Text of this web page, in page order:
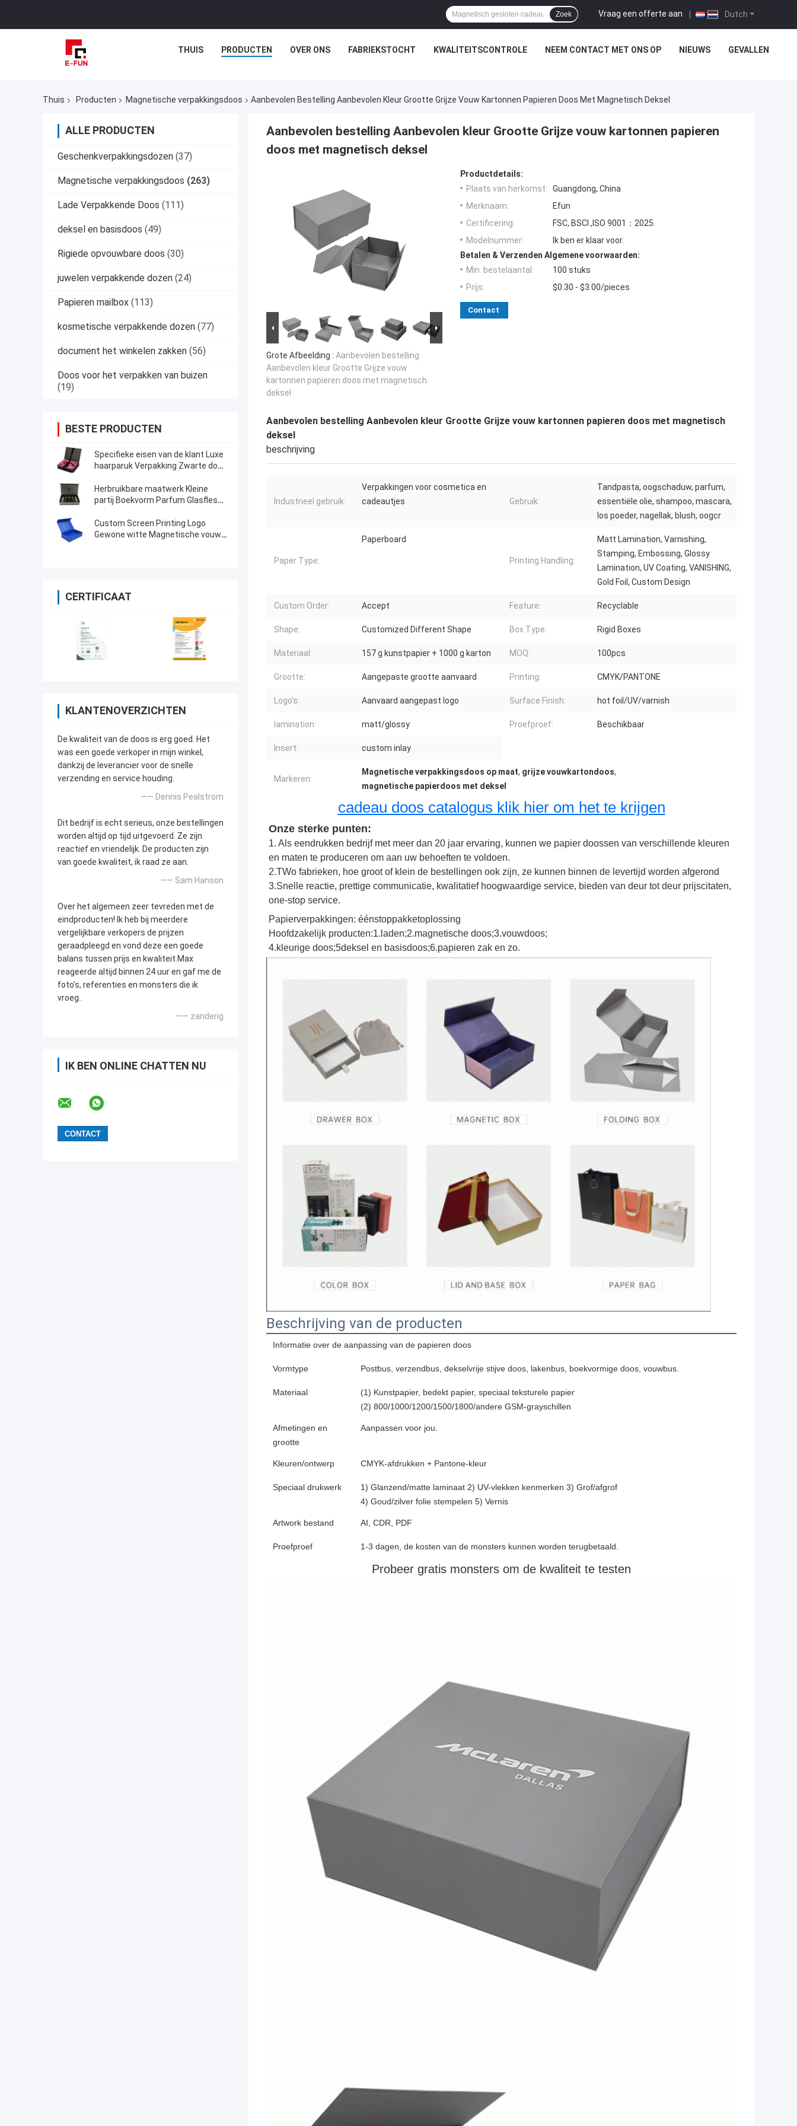
Dutch
Vraag een offerte aan |
Zoek
THUIS PRODUCTEN OVER ONS FABRIEKSTOCHT KWALITEITSCONTROLE NEEM CONTACT MET ONS OP NIEUWS GEVALLEN
Thuis Producten Magnetische verpakkingsdoos Aanbevolen Bestelling Aanbevolen Kleur Grootte Grijze Vouw Kartonnen Papieren Doos Met Magnetisch Deksel
ALLE PRODUCTEN
Geschenkverpakkingsdozen (37)
Magnetische verpakkingsdoos (263)
Lade Verpakkende Doos (111)
deksel en basisdoos (49)
Rigiede opvouwbare doos (30)
juwelen verpakkende dozen (24)
Papieren mailbox (113)
kosmetische verpakkende dozen (77)
document het winkelen zakken (56)
Doos voor het verpakken van buizen
(19)
BESTE PRODUCTEN
Specifieke eisen van de klant Luxe
haarparuk Verpakking Zwarte doos
Herbruikbare maatwerk Kleine
partij Boekvorm Parfum Glasfles
Custom Screen Printing Logo
Gewone witte Magnetische vouw
CERTIFICAAT
KLANTENOVERZICHTEN
De kwaliteit van de doos is erg goed. Het
was een goede verkoper in mijn winkel,
dankzij de leverancier voor de snelle
verzending en service houding.
—— Dennis Pealstrom
Dit bedrijf is echt serieus, onze bestellingen
worden altijd op tijd uitgevoerd. Ze zijn
reactief en vriendelijk. De producten zijn
van goede kwaliteit, ik raad ze aan.
—— Sam Hanson
Over het algemeen zeer tevreden met de
eindproducten! Ik heb bij meerdere
vergelijkbare verkopers de prijzen
geraadpleegd en vond deze een goede
balans tussen prijs en kwaliteit.Max
reageerde altijd binnen 24 uur en gaf me de
foto's, referenties en monsters die ik
vroeg..
—— zanderig
IK BEN ONLINE CHATTEN NU
Aanbevolen bestelling Aanbevolen kleur Grootte Grijze vouw kartonnen papieren
doos met magnetisch deksel
Grote Afbeelding : Aanbevolen bestelling
Aanbevolen kleur Grootte Grijze vouw
kartonnen papieren doos met magnetisch
deksel
Productdetails:
Plaats van herkomst:
Guangdong, China
Merknaam:
Efun
Certificering:
FSC, BSCI ,ISO 9001：2025.
Modelnummer:
Ik ben er klaar voor.
Betalen & Verzenden Algemene voorwaarden:
Min. bestelaantal:
100 stuks
Prijs:
$0.30 - $3.00/pieces
Contact
Aanbevolen bestelling Aanbevolen kleur Grootte Grijze vouw kartonnen papieren doos met magnetisch
deksel
beschrijving
Industrieel gebruik:
Verpakkingen voor cosmetica en
cadeautjes
Gebruik:
Tandpasta, oogschaduw, parfum,
essentiële olie, shampoo, mascara,
los poeder, nagellak, blush, oogcr
Paper Type:
Paperboard
Printing Handling:
Matt Lamination, Varnishing,
Stamping, Embossing, Glossy
Lamination, UV Coating, VANISHING,
Gold Foil, Custom Design
Custom Order: Accept Feature: Recyclable
Shape: Customized Different Shape Box Type: Rigid Boxes
Materiaal: 157 g kunstpapier + 1000 g karton MOQ: 100pcs
Grootte: Aangepaste grootte aanvaard Printing: CMYK/PANTONE
Logo's: Aanvaard aangepast logo Surface Finish: hot foil/UV/varnish
lamination: matt/glossy Proefproef: Beschikbaar
Insert: custom inlay
Markeren:
Magnetische verpakkingsdoos op maat, grijze vouwkartondoos,
magnetische papierdoos met deksel
cadeau doos catalogus klik hier om het te krijgen
Onze sterke punten:
1. Als eendrukken bedrijf met meer dan 20 jaar ervaring, kunnen we papier doossen van verschillende kleuren
en maten te produceren om aan uw behoeften te voldoen.
2.TWo fabrieken, hoe groot of klein de bestellingen ook zijn, ze kunnen binnen de levertijd worden afgerond
3.Snelle reactie, prettige communicatie, kwalitatief hoogwaardige service, bieden van deur tot deur prijscitaten,
one-stop service.
Papierverpakkingen: éénstoppakketoplossing
Hoofdzakelijk producten:1.laden;2.magnetische doos;3.vouwdoos;
4.kleurige doos;5deksel en basisdoos;6.papieren zak en zo.
Beschrijving van de producten
Informatie over de aanpassing van de papieren doos
Vormtype Postbus, verzendbus, dekselvrije stijve doos, lakenbus, boekvormige doos, vouwbus.
Materiaal
(1) Kunstpapier, bedekt papier, speciaal teksturele papier
(2) 800/1000/1200/1500/1800/andere GSM-grayschillen
Afmetingen en
grootte
Aanpassen voor jou.
Kleuren/ontwerp CMYK-afdrukken + Pantone-kleur
Speciaal drukwerk
1) Glanzend/matte laminaat 2) UV-vlekken kenmerken 3) Grof/afgrof
4) Goud/zilver folie stempelen 5) Vernis
Artwork bestand AI, CDR, PDF
Proefproef 1-3 dagen, de kosten van de monsters kunnen worden terugbetaald.
Probeer gratis monsters om de kwaliteit te testen